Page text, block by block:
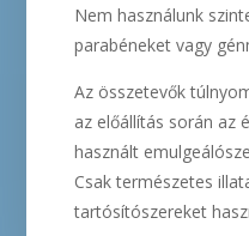
Nem használunk
parabéneket vagy
Az összetevők
az előállítás során az
használt
Csak természetes
tartósítószereket